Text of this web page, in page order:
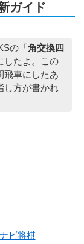
ガイド
の「角交換四
したよ。この
飛車にしたあ
し方が書かれ
ビ将棋